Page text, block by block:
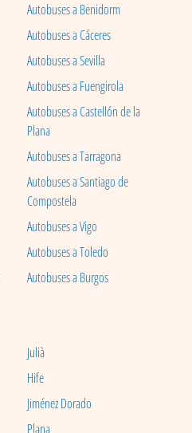
Autobuses a Benidorm
Autobuses a Cáceres
Autobuses a Sevilla
Autobuses a Fuengirola
Autobuses a Castellón de la
Plana
Autobuses a Tarragona
Autobuses a Santiago de
Compostela
Autobuses a Vigo
Autobuses a Toledo
Autobuses a Burgos
Julià
Hife
Jiménez Dorado
Plana